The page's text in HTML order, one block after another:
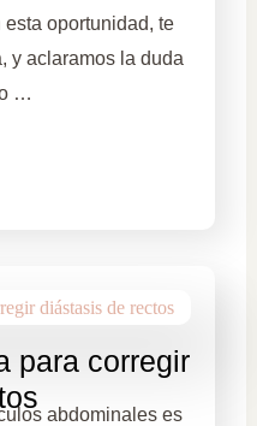
oportunidad, te
y aclaramos la duda
…
para corregir
abdominales es